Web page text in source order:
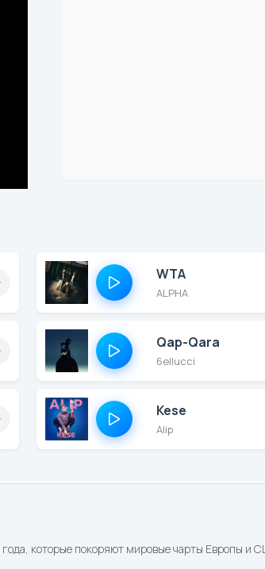
которые покоряют мировые чарты Европы и
WTA
ALPHA
Qap-Qara
6ellucci
Kese
Alip